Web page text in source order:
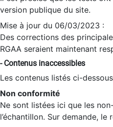
version publique du site.
Mise à jour du 06/03/2023 :
Des corrections des
RGAA seraient maintenant
- Contenus inaccessibles
Les contenus listés ci-
Non conformité
Ne sont listées ici que les
l’échantillon. Sur demande,